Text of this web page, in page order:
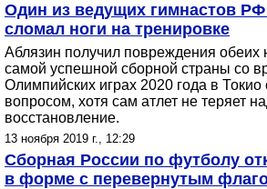
Один из ведущих гимнастов
сломал ноги на тренировке
Аблязин получил повреждения обеих
самой успешной сборной страны со
Олимпийских играх 2020 года в Токио
вопросом, хотя сам атлет не теряет
восстановление.
13 ноября 2019 г., 12:29
Сборная России по футболу
в форме с перевернутым